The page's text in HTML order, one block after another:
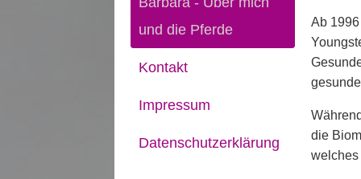
und die Pferde
Kontakt
Impressum
Datenschutzerklärung
Ab
die
welches